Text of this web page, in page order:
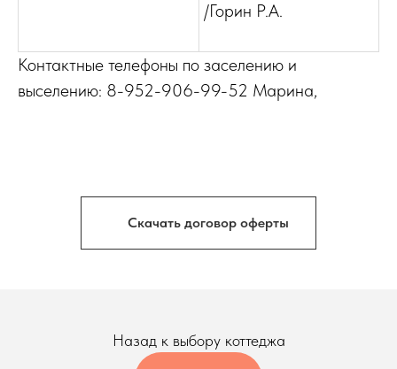
/Горин Р.А.
Контактные телефоны по заселению и
выселению: 8-952-906-99-52 Марина,
Скачать договор оферты
Назад к выбору коттеджа